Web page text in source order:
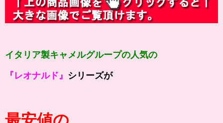
イタリア製キャメルグループの人気の
『レオナルド』 シリーズが